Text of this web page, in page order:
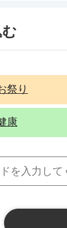
祭り
康